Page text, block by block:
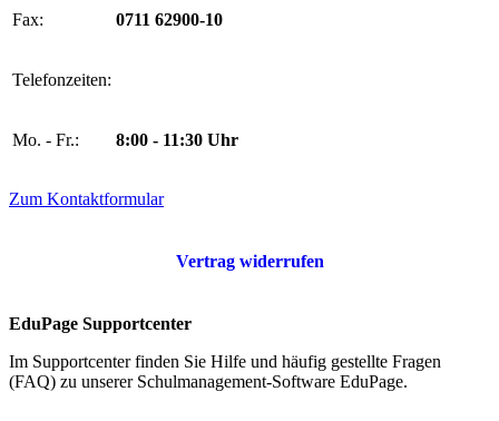
Fax: 0711 62900-10
Telefonzeiten:
Mo. - Fr.: 8:00 - 11:30 Uhr
Zum Kontaktformular
Vertrag widerrufen
EduPage Supportcenter
Im Supportcenter finden Sie Hilfe und häufig gestellte Fragen
(FAQ) zu unserer Schulmanagement-Software EduPage.